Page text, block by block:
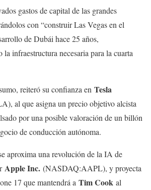
gastos de capital de las grandes
con “construir Las Vegas en el
de Dubái hace 25 años,
la infraestructura necesaria para la cuarta
reiteró su confianza en Tesla
al que asigna un precio objetivo alcista
por una posible valoración de un billón
de conducción autónoma.
aproxima una revolución de la IA de
Apple Inc. (NASDAQ:AAPL), y proyecta
17 que mantendrá a Tim Cook al